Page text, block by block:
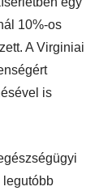
10%-os
A Virginiai
is
legutóbb